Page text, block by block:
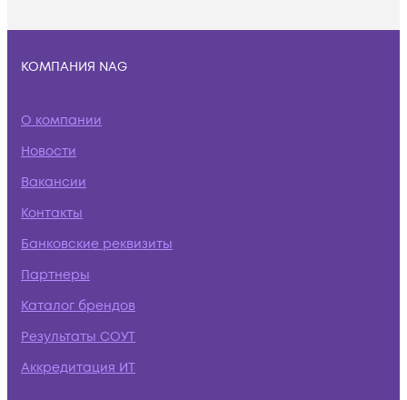
КОМПАНИЯ NAG
О компании
Новости
Вакансии
Контакты
Банковские реквизиты
Партнеры
Каталог брендов
Результаты СОУТ
Аккредитация ИТ